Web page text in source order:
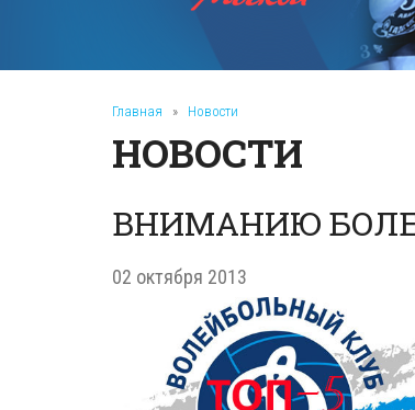
Главная » Новости
НОВОСТИ
ВНИМАНИЮ
02 октября 2013